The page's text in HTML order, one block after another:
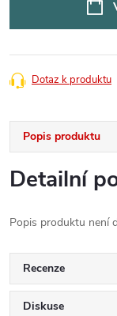
Dotaz k produktu
Popis produktu
Detailní
Popis produktu není
Recenze
Diskuse